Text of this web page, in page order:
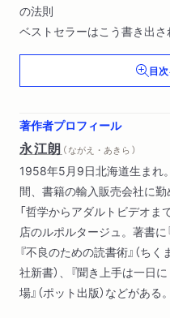
の法則
ベストセラーはこう書き出
第４章 ベストセラーだけが
島の本屋、村の本屋 ほか）
目
著作者プロフィール
永江朗 （ ながえ・あきら ）
1958年5月9日北海道生まれ
間、書籍の輸入販売会社に勤
「哲学からアダルトビデオま
店のルポルタージュ。著書に
『不良のための読書術』（ちく
社新書）、『聞き上手は一日に
場』（ポット出版）などがある。